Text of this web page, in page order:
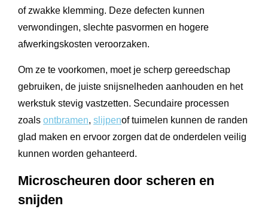
of zwakke klemming. Deze defecten kunnen
verwondingen, slechte pasvormen en hogere
afwerkingskosten veroorzaken.
Om ze te voorkomen, moet je scherp gereedschap
gebruiken, de juiste snijsnelheden aanhouden en het
werkstuk stevig vastzetten. Secundaire processen
zoals ontbramen, slijpenof tuimelen kunnen de randen
glad maken en ervoor zorgen dat de onderdelen veilig
kunnen worden gehanteerd.
Microscheuren door scheren en
snijden